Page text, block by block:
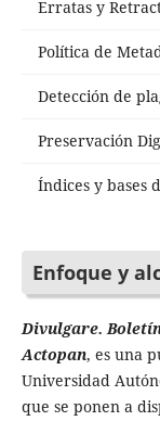
Erratas y
Política de
Detección de
Preservación
Índices y bases
Enfoque y
Divulgare.
Actopan, es una
Universidad
que se ponen a